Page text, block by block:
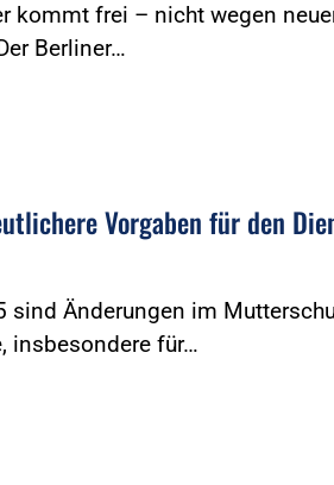
kommt frei – nicht wegen
Berliner…
Vorgaben für den
sind Änderungen im
insbesondere für…